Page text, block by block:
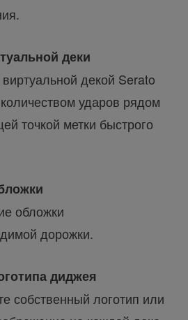
деки
декой Serato
ударов рядом
точкой метки быстрого
обложки
дорожки.
диджея
собственный логотип или